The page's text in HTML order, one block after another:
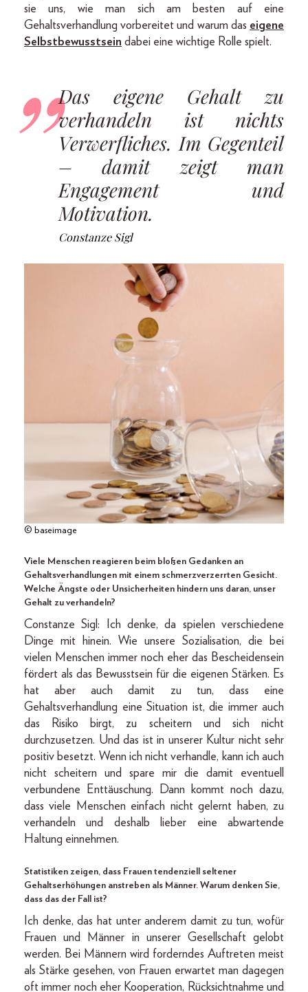
sie uns, wie man sich am besten auf eine
Gehaltsverhandlung vorbereitet und warum das eigene
Selbstbewusstsein dabei eine wichtige Rolle spielt.
Das eigene Gehalt zu
verhandeln ist nichts
Verwerfliches. Im Gegenteil
– damit zeigt man
Engagement und
Motivation.
Constanze Sigl
© baseimage
Viele Menschen reagieren beim bloßen Gedanken an
Gehaltsverhandlungen mit einem schmerzverzerrten Gesicht.
Welche Ängste oder Unsicherheiten hindern uns daran, unser
Gehalt zu verhandeln?
Constanze Sigl: Ich denke, da spielen verschiedene
Dinge mit hinein. Wie unsere Sozialisation, die bei
vielen Menschen immer noch eher das Bescheidensein
fördert als das Bewusstsein für die eigenen Stärken. Es
hat aber auch damit zu tun, dass eine
Gehaltsverhandlung eine Situation ist, die immer auch
das Risiko birgt, zu scheitern und sich nicht
durchzusetzen. Und das ist in unserer Kultur nicht sehr
positiv besetzt. Wenn ich nicht verhandle, kann ich auch
nicht scheitern und spare mir die damit eventuell
verbundene Enttäuschung. Dann kommt noch dazu,
dass viele Menschen einfach nicht gelernt haben, zu
verhandeln und deshalb lieber eine abwartende
Haltung einnehmen.
Statistiken zeigen, dass Frauen tendenziell seltener
Gehaltserhöhungen anstreben als Männer. Warum denken Sie,
dass das der Fall ist?
Ich denke, das hat unter anderem damit zu tun, wofür
Frauen und Männer in unserer Gesellschaft gelobt
werden. Bei Männern wird forderndes Auftreten meist
als Stärke gesehen, von Frauen erwartet man dagegen
oft immer noch eher Kooperation, Rücksichtnahme und